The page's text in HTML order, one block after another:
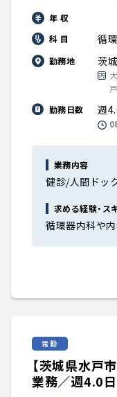
年 収
科 目
循
勤務地 茨
勤務日数
週
業務内容
健診/人間ドッ
求める経験・ス
循環器内科や
常勤
【茨城県水戸
業務／週4.0日